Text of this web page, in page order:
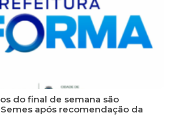
do final de semana são
após recomendação da